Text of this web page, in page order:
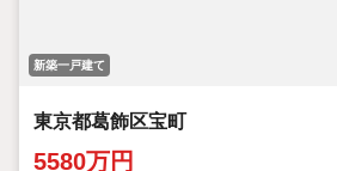
新築一戸建て
東京都葛飾区宝町
5580万円